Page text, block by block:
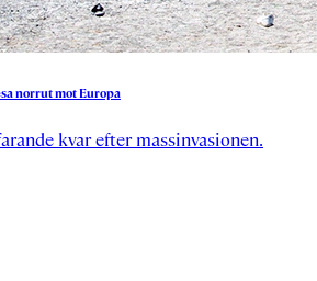
norrutmotEuropa
kvar efter massinvasionen.